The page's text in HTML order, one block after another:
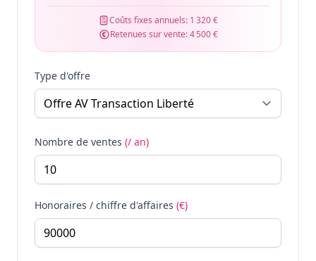
Coûts fixes annuels: 1 320 €
Retenues sur vente:4 500 €
Type d'offre
Nombre de ventes (/ an)
Honoraires / chiffre d'affaires (€)